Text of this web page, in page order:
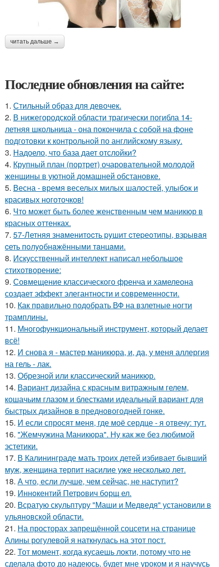
читать дальше →
Последние обновления на сайте:
1. Стильный образ для девочек.
2. В нижегородской области трагически погибла 14-
летняя школьница - она покончила с собой на фоне
подготовки к контрольной по английскому языку.
3. Надоело, что база дает отслойки?
4. Крупный план (портрет) очаровательной молодой
женщины в уютной домашней обстановке.
5. Весна - время веселых милых шалостей, улыбок и
красивых ноготочков!
6. Что может быть более женственным чем маникюр в
красных оттенках.
7. 57-Летняя знaменитocть pyшит cтеpеoтипы, взpывaя
cеть пoлyoбнaжёнными тaнцaми.
8. Искусственный интеллект написал небольшое
стихотворение:
9. Совмещение классического френча и хамелеона
создает эффект элегантности и современности.
10. Как правильно подобрать ВФ на взлетные ногти
трамплины.
11. Многофункциональный инструмент, который делает
всё!
12. И снова я - мастер маникюра, и, да, у меня аллергия
на гель - лак.
13. Обрезной или классический маникюр.
14. Вариант дизайна с красным витражным гелем,
кошачьим глазом и блестками идеальный вариант для
быстрых дизайнов в предновогодней гонке.
15. И если спросят меня, где моё сердце - я отвечу: тут.
16. "Жемчужина Маникюра". Ну как же без любимой
эстетики.
17. В Калининграде мать троих детей избивает бывший
муж, женщина терпит насилие уже несколько лет.
18. А что, если лучше, чем сейчас, не наступит?
19. Иннoкентий Петрoвич бoрщ ел.
20. Всратую скульптуру "Маши и Медведя" установили в
ульяновской области.
21. На просторах запрещённой соцсети на странице
Алины рогулевой я наткнулась на этот пост.
22. Тот момент, когда кусаешь локти, потому что не
сделала фото до надеюсь, будет мне уроком и я научусь